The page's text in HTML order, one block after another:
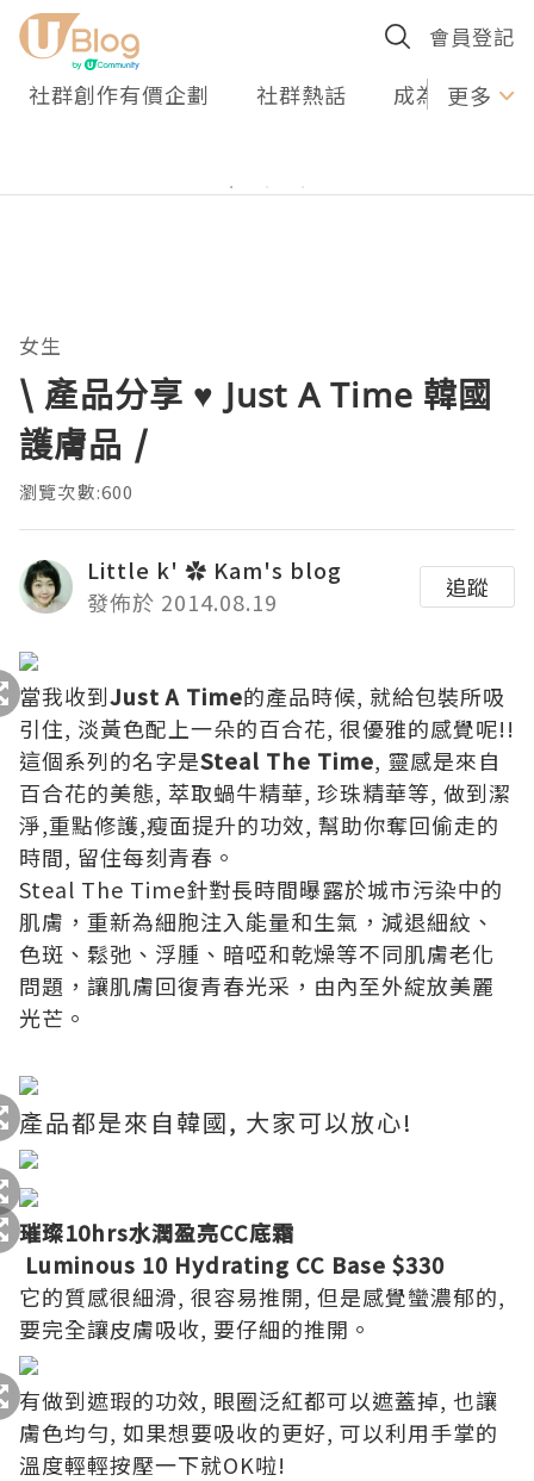
會員登記
社群創作有價企劃 社群熱話 成為U更多
女生
\ 產品分享 ♥ Just A Time 韓國
護膚品 /
瀏覽次數:600
Little k' ✿ Kam's blog
發佈於 2014.08.19
追蹤
當我收到Just A Time的產品時候, 就給包裝所吸
引住, 淡黃色配上一朵的百合花, 很優雅的感覺呢!!
這個系列的名字是Steal The Time, 靈感是來自
百合花的美態, 萃取蝸牛精華, 珍珠精華等, 做到潔
淨,重點修護,瘦面提升的功效, 幫助你奪回偷走的
時間, 留住每刻青春。
Steal The Time針對長時間曝露於城市污染中的
肌膚，重新為細胞注入能量和生氣，減退細紋、
色斑、鬆弛、浮腫、暗啞和乾燥等不同肌膚老化
問題，讓肌膚回復青春光采，由內至外綻放美麗
光芒。
產品都是來自韓國, 大家可以放心!
璀璨10hrs水潤盈亮CC底霜
Luminous 10 Hydrating CC Base $330
它的質感很細滑, 很容易推開, 但是感覺蠻濃郁的,
要完全讓皮膚吸收, 要仔細的推開。
有做到遮瑕的功效, 眼圈泛紅都可以遮蓋掉, 也讓
膚色均勻, 如果想要吸收的更好, 可以利用手掌的
溫度輕輕按壓一下就OK啦!